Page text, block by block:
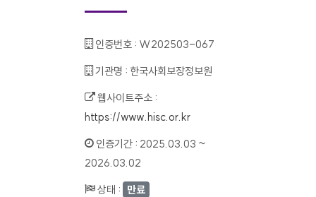
인증번호 : W202503-067
기관명 : 한국사회보장정보원
웹사이트주소 :
https://www.hisc.or.kr
인증기간 : 2025.03.03 ~
2026.03.02
상태 : 만료